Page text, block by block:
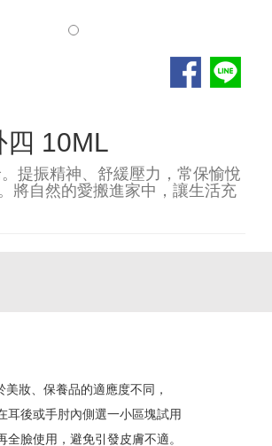
四 10ML
提振精神、舒緩壓力，常保愉悅
將自然的愛搬進家中，讓生活充
妝、保養品的適應度不同，
耳後或手肘內側選一小區塊試用
全臉使用，避免引發皮膚不適。